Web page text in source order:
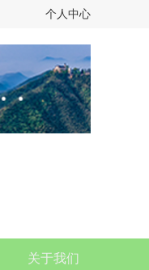
个人中心
关于我们